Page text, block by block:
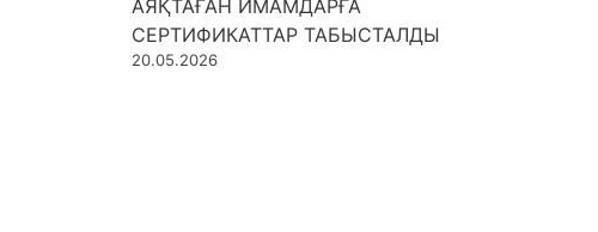
АЯҚТАҒАН ИМАМДАРҒА
СЕРТИФИКАТТАР ТАБЫСТАЛДЫ
20.05.2026